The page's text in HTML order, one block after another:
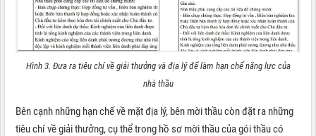
Hình 3. Đưa ra tiêu chí về giải thưởng và địa lý để làm hạn chế năng lực của
nhà thầu
Bên cạnh những hạn chế về mặt địa lý, bên mời thầu còn đặt ra những
tiêu chí về giải thưởng, cụ thể trong hồ sơ mời thầu của gói thầu có